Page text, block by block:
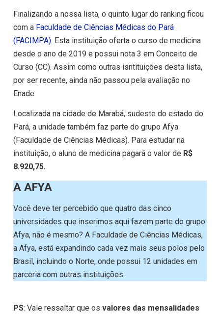
Finalizando a nossa lista, o quinto lugar do ranking ficou
com a Faculdade de Ciências Médicas do Pará
(FACIMPA). Esta instituição oferta o curso de medicina
desde o ano de 2019 e possui nota 3 em Conceito de
Curso (CC). Assim como outras isntituições desta lista,
por ser recente, ainda não passou pela avaliação no
Enade.
Localizada na cidade de Marabá, sudeste do estado do
Pará, a unidade também faz parte do grupo Afya
(Faculdade de Ciências Médicas). Para estudar na
instituição, o aluno de medicina pagará o valor de R$
8.920,75.
A AFYA
Você deve ter percebido que quatro das cinco
universidades que inserimos aqui fazem parte do grupo
Afya, não é mesmo? A Faculdade de Ciências Médicas,
a Afya, está expandindo cada vez mais seus polos pelo
Brasil, incluindo o Norte, onde possui 12 unidades em
parceria com outras instituições.
PS: Vale ressaltar que os valores das mensalidades